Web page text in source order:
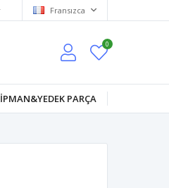
Fransızca
0
PARÇA